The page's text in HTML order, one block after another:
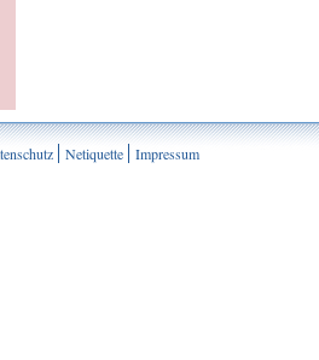
Netiquette Impressum